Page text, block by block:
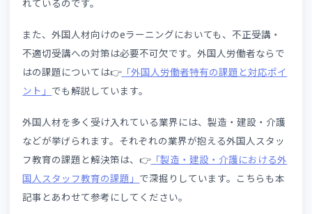
発生したりすることも少なくありません。
研修を実施したにもかかわらず、現場に出てからも個別に
導しなくてはならない事態が起こっています。
2-3. 教育担当者の負担が増加する
外国人材の受け入れは、教育担当者にも大きな負担がかか
ます。
受け入れ人数が増えるほど教育工数も増加し、人数のぶん